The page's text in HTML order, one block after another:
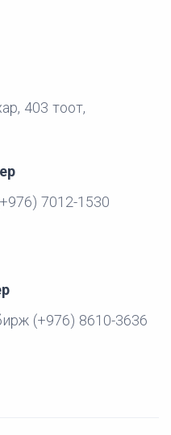
403 тоот,
7012-1530
(+976) 8610-3636